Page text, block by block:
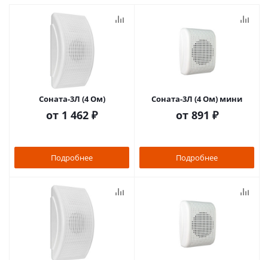
Соната-3Л (4 Ом)
от 1 462 ₽
Подробнее
Соната-3Л (4 Ом) мини
от 891 ₽
Подробнее